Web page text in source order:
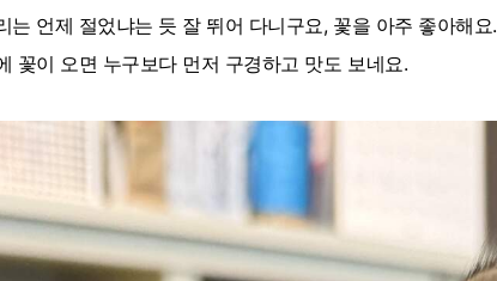
는 언제 절었냐는 듯 잘 뛰어 다니구요, 꽃을 아주 좋아해요.
꽃이 오면 누구보다 먼저 구경하고 맛도 보네요.